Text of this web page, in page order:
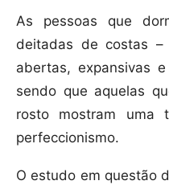
As pessoas que
deitadas de costas
abertas, expansivas
sendo que aquelas
rosto mostram uma
perfeccionismo.
O estudo em questão